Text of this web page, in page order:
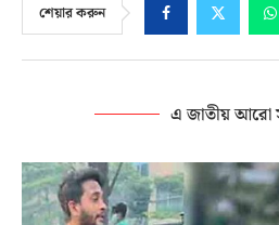
শেয়ার করুন
এ জাতীয় আরো